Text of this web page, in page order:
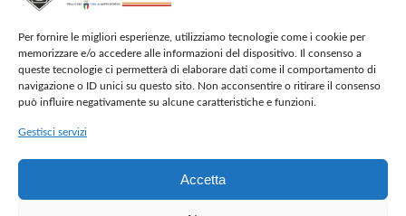
Per fornire le migliori esperienze, utilizziamo tecnologie come i cookie per
memorizzare e/o accedere alle informazioni del dispositivo. Il consenso a
queste tecnologie ci permetterà di elaborare dati come il comportamento di
navigazione o ID unici su questo sito. Non acconsentire o ritirare il consenso
può influire negativamente su alcune caratteristiche e funzioni.
Gestisci servizi
Accetta
Instagram
YouTube
2024 © CINQUE MULINI – ALL RIGHTS
RESERVED –SAFEGUARDING